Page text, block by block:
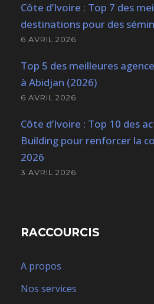
Côte d’Ivoire : Top 7 des
destinations pour des
6 AVRIL 2026
Top 5 des meilleures
à Abidjan (2026)
6 AVRIL 2026
Côte d’Ivoire : Top 10 des
Building pour renforcer la
2026
3 AVRIL 2026
RACCOURCIS
A propos
Nos services